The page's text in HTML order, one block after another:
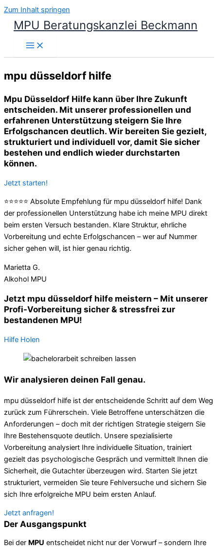
Zum Inhalt springen
MPU Beratungskanzlei Beckmann
mpu düsseldorf hilfe
Mpu Düsseldorf Hilfe kann über Ihre Zukunft
entscheiden. Mit unserer professionellen und
erfahrenen Unterstützung steigern Sie Ihre
Erfolgschancen deutlich. Wir bereiten Sie gezielt,
strukturiert und individuell vor, damit Sie sicher
bestehen und endlich wieder durchstarten
können.
Jetzt starten!
⭐⭐⭐⭐⭐ Absolute Empfehlung für mpu düsseldorf hilfe! Dank
der professionellen Unterstützung habe ich meine MPU direkt
beim ersten Versuch bestanden. Klare Struktur, ehrliche
Vorbereitung und echte Erfolgschancen – wer auf Nummer
sicher gehen will, ist hier genau richtig.
Marietta G.
Alkohol MPU
Jetzt mpu düsseldorf hilfe meistern – Mit unserer
Profi-Vorbereitung sicher & stressfrei zur
bestandenen MPU!
Hilfe Holen
Wir analysieren deinen Fall genau.
mpu düsseldorf hilfe ist der entscheidende Schritt auf dem Weg
zurück zum Führerschein. Viele Betroffene unterschätzen die
Anforderungen – doch mit der richtigen Strategie steigern Sie
Ihre Bestehensquote deutlich. Unsere spezialisierte
Vorbereitung analysiert Ihre individuelle Situation, trainiert
gezielt das psychologische Gespräch und vermittelt Ihnen die
Sicherheit, die Gutachter überzeugen wird. Starten Sie jetzt
strukturiert, vermeiden Sie teure Fehlversuche und sichern Sie
sich Ihre erfolgreiche MPU beim ersten Anlauf.
Jetzt anfragen!
Der Ausgangspunkt
Bei der MPU entscheidet nicht nur der Vorwurf – sondern Ihre